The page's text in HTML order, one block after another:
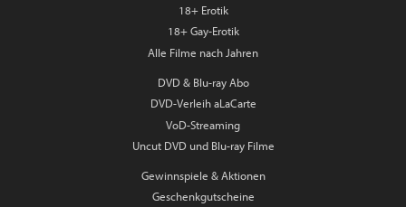
18+ Erotik
18+ Gay-Erotik
Alle Filme nach Jahren
DVD & Blu-ray Abo
DVD-Verleih aLaCarte
VoD-Streaming
Uncut DVD und Blu-ray Filme
Gewinnspiele & Aktionen
Geschenkgutscheine